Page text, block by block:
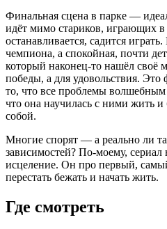
Финальная сцена в парке —
идёт мимо стариков, играющих
останавливается, садится
чемпиона, а спокойная, почти
который наконец-то нашёл своё
победы, а для удовольствия.
то, что все проблемы волшебным
что она научилась с ними жить
собой.
Многие спорят — а реально ли
зависимостей? По-моему,
исцеление. Он про первый,
перестать бежать и начать жить.
Где смотреть